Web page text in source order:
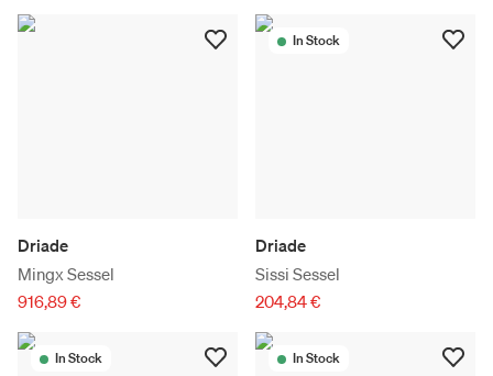
Driade
Mingx Sessel
916,89 €
In Stock
Driade
Sissi Sessel
204,84 €
In Stock In Stock